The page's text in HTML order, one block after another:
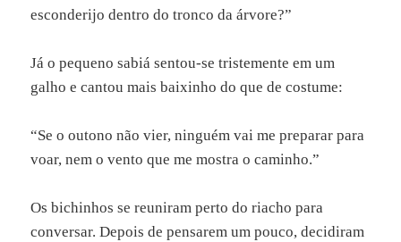
esconderijo dentro do tronco da árvore?”
Já o pequeno sabiá sentou-se tristemente em um
galho e cantou mais baixinho do que de costume:
“Se o outono não vier, ninguém vai me preparar para
voar, nem o vento que me mostra o caminho.”
Os bichinhos se reuniram perto do riacho para
conversar. Depois de pensarem um pouco, decidiram